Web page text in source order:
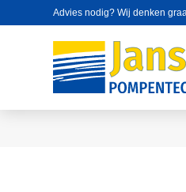
Advies nodig? Wij denken